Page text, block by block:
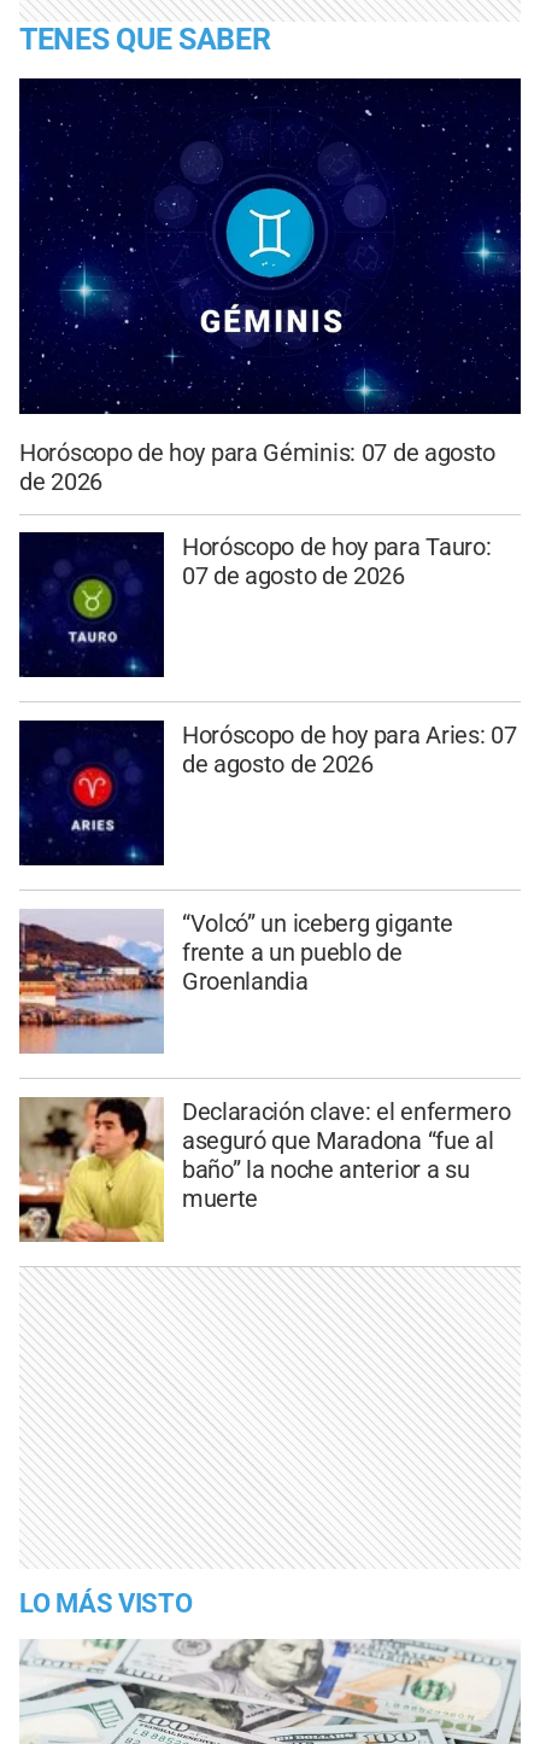
TENES QUE SABER
Horóscopo de hoy para Géminis: 07 de agosto
de 2026
Horóscopo de hoy para Tauro:
07 de agosto de 2026
Horóscopo de hoy para Aries: 07
de agosto de 2026
“Volcó” un iceberg gigante
frente a un pueblo de
Groenlandia
Declaración clave: el enfermero
aseguró que Maradona “fue al
baño” la noche anterior a su
muerte
LO MÁS VISTO